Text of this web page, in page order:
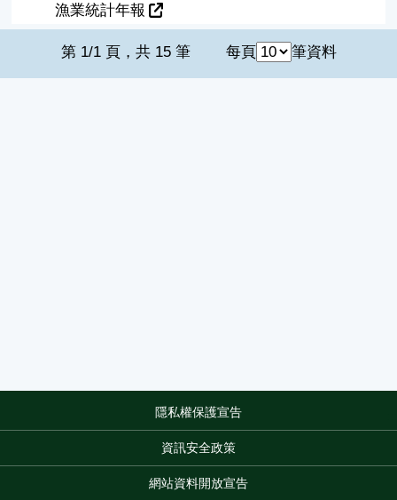
漁業統計年報
第 1/1 頁，共 15 筆 每頁 筆資料
隱私權保護宣告
資訊安全政策
網站資料開放宣告